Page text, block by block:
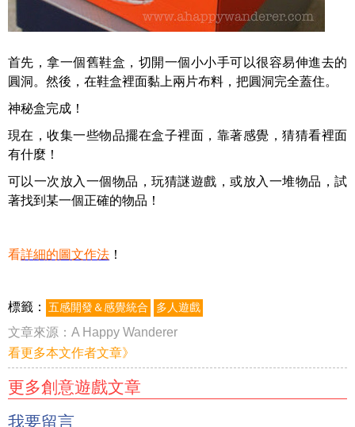
首先，拿一個舊鞋盒，切開一個小小手可以很容易伸進去的
圓洞。然後，在鞋盒裡面黏上兩片布料，把圓洞完全蓋住。
神秘盒完成！
現在，收集一些物品擺在盒子裡面，靠著感覺，猜猜看裡面
有什麼！
可以一次放入一個物品，玩猜謎遊戲，或放入一堆物品，試
著找到某一個正確的物品！
看詳細的圖文作法 ！
標籤： 五感開發＆感覺統合 多人遊戲
文章來源： A Happy Wanderer
看更多本文作者文章》
更多創意遊戲文章
我要留言